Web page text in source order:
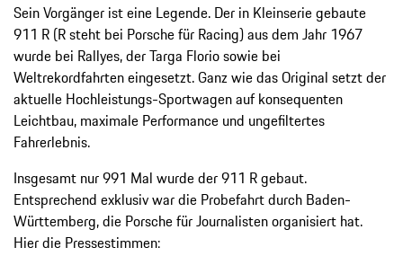
Sein Vorgänger ist eine Legende. Der in Kleinserie gebaute
911 R (R steht bei Porsche für Racing) aus dem Jahr 1967
wurde bei Rallyes, der Targa Florio sowie bei
Weltrekordfahrten eingesetzt. Ganz wie das Original setzt der
aktuelle Hochleistungs-Sportwagen auf konsequenten
Leichtbau, maximale Performance und ungefiltertes
Fahrerlebnis.
Insgesamt nur 991 Mal wurde der 911 R gebaut.
Entsprechend exklusiv war die Probefahrt durch Baden-
Württemberg, die Porsche für Journalisten organisiert hat.
Hier die Pressestimmen: